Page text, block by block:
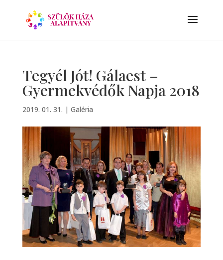
Tegyél Jót! Gálaest –
Gyermekvédők Napja 2018
2019. 01. 31. | Galéria